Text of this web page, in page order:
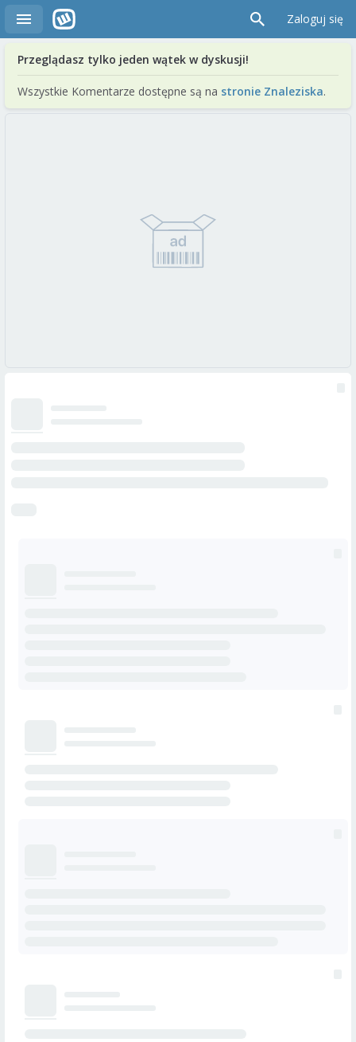
Zaloguj się
Przeglądasz tylko jeden wątek w dyskusji!
Wszystkie Komentarze dostępne są na stronie Znaleziska.